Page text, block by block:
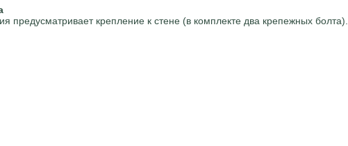
предусматривает крепление к стене (в комплекте два крепежных болта).